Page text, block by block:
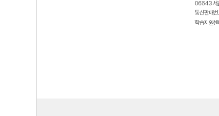
06643 서
통신판매
학습지원